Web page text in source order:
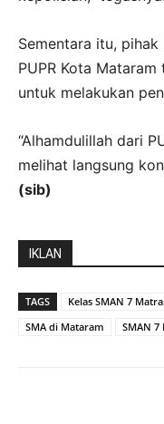
Sementara itu,
PUPR Kota
untuk melakukan
“Alhamdulillah dari
melihat langsung
(sib)
IKLAN
TAGS Kelas SMAN 7
SMA di Mataram
SMAN 7